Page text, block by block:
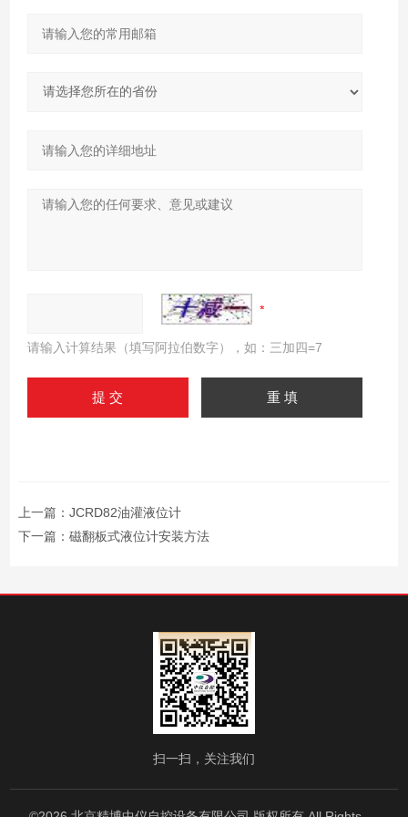
请输入计算结果（填写阿拉伯数字），如：三加四=7
上一篇： JCRD82油灌液位计
下一篇： 磁翻板式液位计安装方法
扫一扫，关注我们